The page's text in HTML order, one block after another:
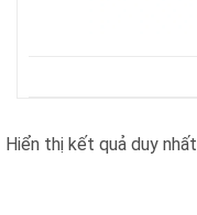
Hiển thị kết quả duy nhất